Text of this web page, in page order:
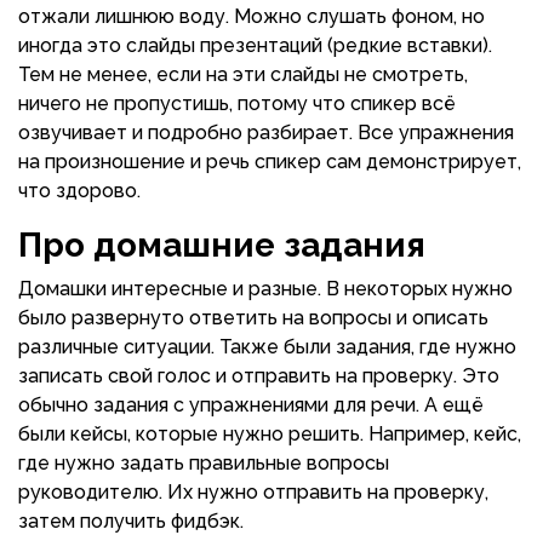
отжали лишнюю воду. Можно слушать фоном, но
иногда это слайды презентаций (редкие вставки).
Тем не менее, если на эти слайды не смотреть,
ничего не пропустишь, потому что спикер всё
озвучивает и подробно разбирает. Все упражнения
на произношение и речь спикер сам демонстрирует,
что здорово.
Про домашние задания
Домашки интересные и разные. В некоторых нужно
было развернуто ответить на вопросы и описать
различные ситуации. Также были задания, где нужно
записать свой голос и отправить на проверку. Это
обычно задания с упражнениями для речи. А ещё
были кейсы, которые нужно решить. Например, кейс,
где нужно задать правильные вопросы
руководителю. Их нужно отправить на проверку,
затем получить фидбэк.